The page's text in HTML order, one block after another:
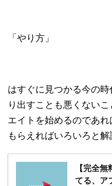
「やり方」
はすぐに見つかる今の
り出すことも悪くない
エイトを始めるのであ
もらえればいろいろと解
【完全
てる、ア